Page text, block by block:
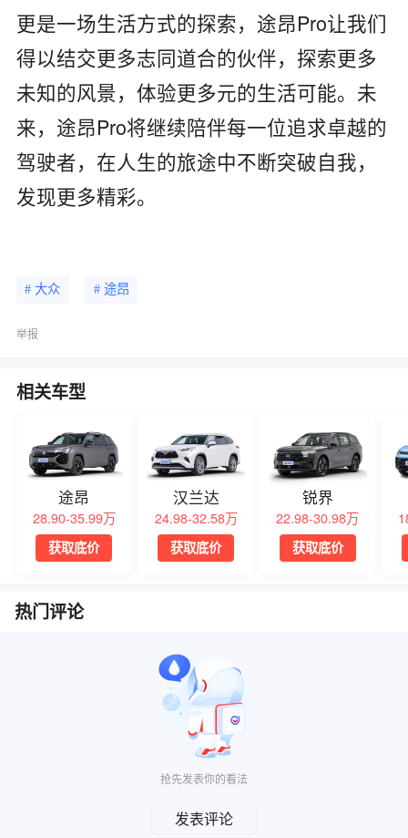
更是一场生活方式的探索，途昂Pro让我们
得以结交更多志同道合的伙伴，探索更多
未知的风景，体验更多元的生活可能。未
来，途昂Pro将继续陪伴每一位追求卓越的
驾驶者，在人生的旅途中不断突破自我，
发现更多精彩。
# 大众 # 途昂
举报
相关车型
途昂
28.90-35.99万
获取底价
汉兰达
24.98-32.58万
获取底价
锐界
22.98-30.98万
获取底价
热门评论
抢先发表你的看法
发表评论